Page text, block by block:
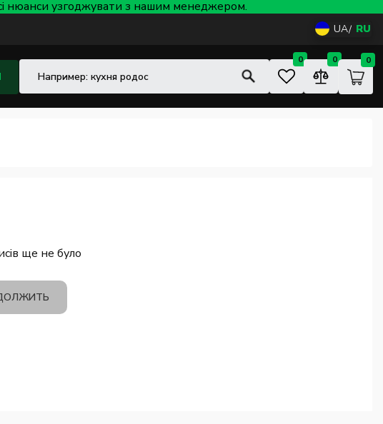
нюанси узгоджувати з нашим менеджером.
UA RU
0 0 0
ще не було